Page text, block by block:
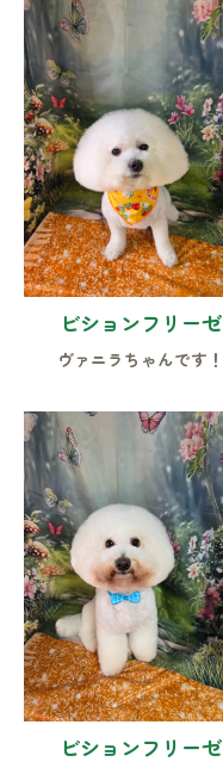
ビションフリーゼ
ヴァニラちゃんです！
ビションフリーゼ